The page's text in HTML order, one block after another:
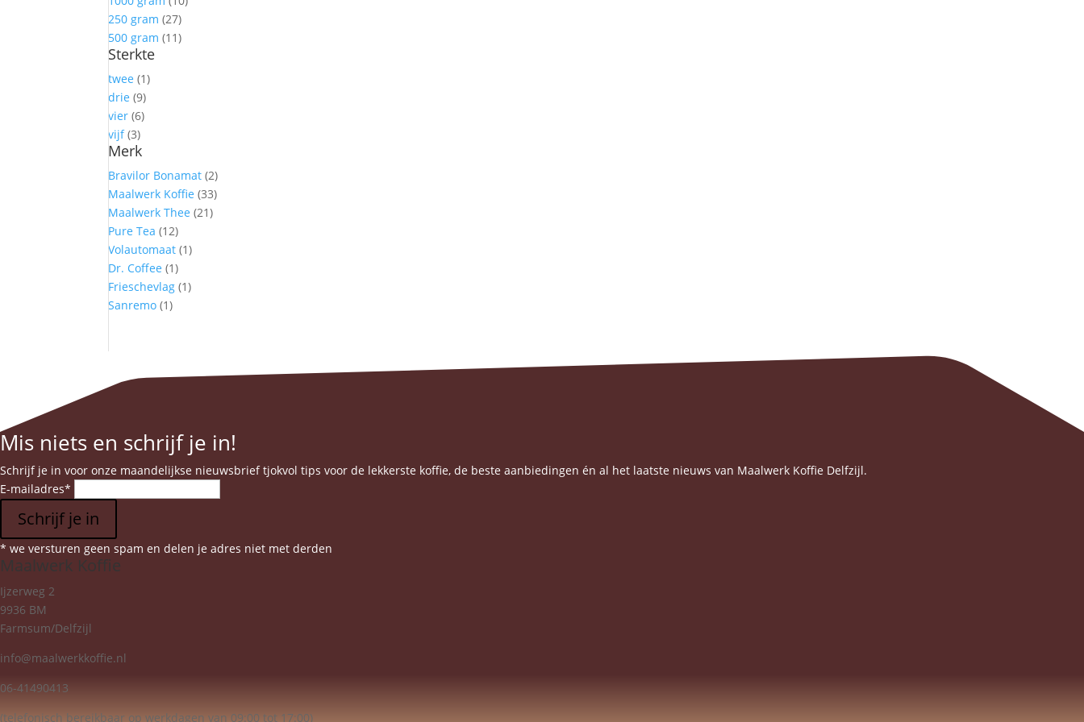
250 gram (27)
500 gram (11)
Sterkte
twee (1)
drie (9)
vier (6)
vijf (3)
Merk
Bravilor Bonamat (2)
Maalwerk Koffie (33)
Maalwerk Thee (21)
Pure Tea (12)
Volautomaat (1)
Dr. Coffee (1)
Frieschevlag (1)
Sanremo (1)
Mis niets en schrijf je in!
Schrijf je in voor onze maandelijkse nieuwsbrief tjokvol tips voor de lekkerste koffie, de beste aanbiedingen én al het laatste nieuws van Maalwerk Koffie Delfzijl.
E-mailadres*
Schrijf je in
* we versturen geen spam en delen je adres niet met derden
Maalwerk Koffie
Ijzerweg 2
9936 BM
Farmsum/Delfzijl
info@maalwerkkoffie.nl
06-41490413
(telefonisch bereikbaar op werkdagen van 09:00 tot 17:00)